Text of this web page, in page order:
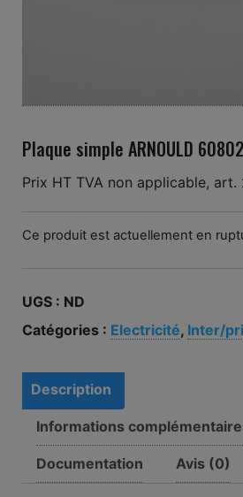
Plaque simple ARNOULD
Prix HT TVA non applicable, art.
Ce produit est actuellement en
UGS : ND
Catégories : Electricité, Inter/
Description
Informations
Documentation Avis (0)